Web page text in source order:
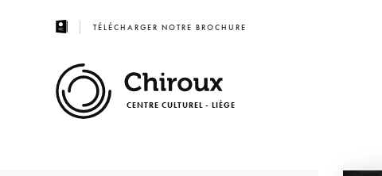
TÉLÉCHARGER NOTRE BROCHURE
CENTRE CULTUREL - LIÈGE